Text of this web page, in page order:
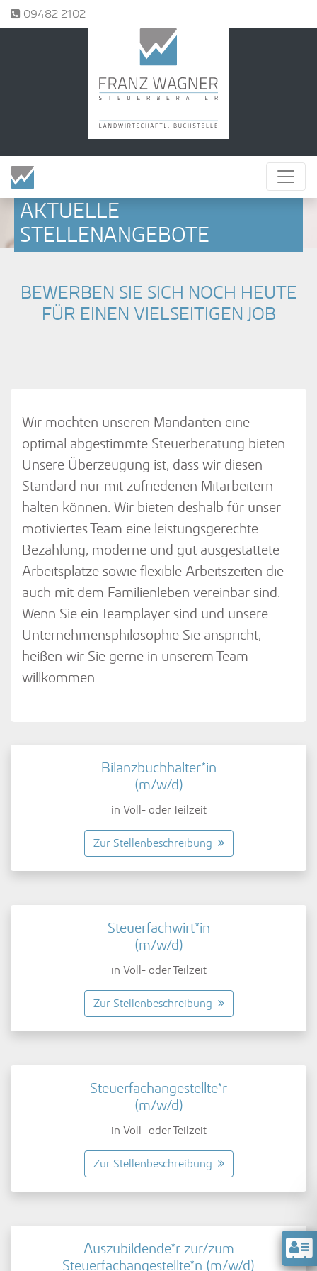
Tel.:09482 2102
AKTUELLE
STELLENANGEBOTE
BEWERBEN SIE SICH NOCH HEUTE
FÜR EINEN VIELSEITIGEN JOB
Wir möchten unseren Mandanten eine
optimal abgestimmte Steuerberatung bieten.
Unsere Überzeugung ist, dass wir diesen
Standard nur mit zufriedenen Mitarbeitern
halten können. Wir bieten deshalb für unser
motiviertes Team eine leistungsgerechte
Bezahlung, moderne und gut ausgestattete
Arbeitsplätze sowie flexible Arbeitszeiten die
auch mit dem Familienleben vereinbar sind.
Wenn Sie ein Teamplayer sind und unsere
Unternehmensphilosophie Sie anspricht,
heißen wir Sie gerne in unserem Team
willkommen.
Bilanzbuchhalter*in
(m/w/d)
in Voll- oder Teilzeit
Zur Stellenbeschreibung
Steuerfachwirt*in
(m/w/d)
in Voll- oder Teilzeit
Zur Stellenbeschreibung
Steuerfachangestellte*r
(m/w/d)
in Voll- oder Teilzeit
Zur Stellenbeschreibung
Auszubildende*r zur/zum
Steuerfachangestellte*n (m/w/d)